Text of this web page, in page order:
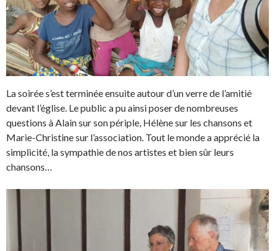
La soirée s’est terminée ensuite autour d’un verre de l’amitié
devant l’église. Le public a pu ainsi poser de nombreuses
questions à Alain sur son périple, Hélène sur les chansons et
Marie-Christine sur l’association. Tout le monde a apprécié la
simplicité, la sympathie de nos artistes et bien sûr leurs
chansons…